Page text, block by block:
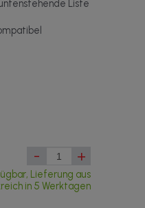
Liste
- +
Lieferung aus
in 5 Werktagen